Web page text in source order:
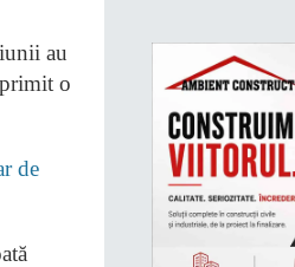
au
o
de